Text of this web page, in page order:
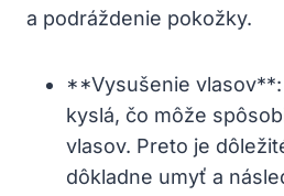
a podráždenie pokožky.
**Vysušenie
kyslá, čo môže
vlasov. Preto je
dôkladne umyť a